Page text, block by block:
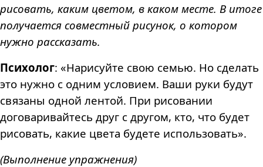
рисовать, каким цветом, в каком месте. В итоге
получается совместный рисунок, о котором
нужно рассказать.
Психолог: «Нарисуйте свою семью. Но сделать
это нужно с одним условием. Ваши руки будут
связаны одной лентой. При рисовании
договаривайтесь друг с другом, кто, что будет
рисовать, какие цвета будете использовать».
(Выполнение упражнения)